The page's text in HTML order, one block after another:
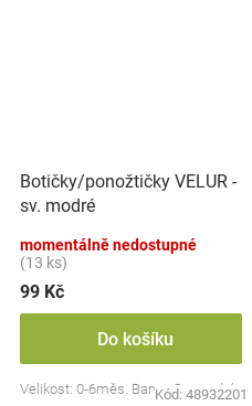
Botičky/ponožtičky VELUR -
sv. modré
momentálně nedostupné
(13 ks)
99 Kč
Do košíku
Velikost: 0-6měs. Barva: Sv. modrá
Kód: 48932201